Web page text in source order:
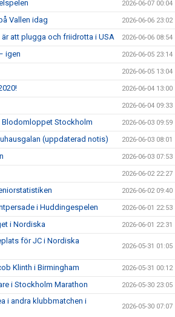
2026-06-07 00:04
Vallen idag 2026-06-06 23:02
att plugga och friidrotta i USA 2026-06-06 08:54
igen 2026-06-05 23:14
2026-06-05 13:04
2026-06-04 13:00
2026-06-04 09:33
Blodomloppet Stockholm 2026-06-03 09:59
(uppdaterad notis) 2026-06-03 08:01
2026-06-03 07:53
2026-06-02 22:27
2026-06-02 09:40
i Huddingespelen 2026-06-01 22:53
i Nordiska 2026-06-01 22:31
för JC i Nordiska
2026-05-31 01:05
Klinth i Birmingham 2026-05-31 00:12
i Stockholm Marathon 2026-05-30 23:05
i andra klubbmatchen i
2026-05-30 07:07